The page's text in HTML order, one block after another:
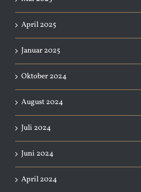
April 2025
Januar 2025
Oktober 2024
August 2024
Juli 2024
Juni 2024
April 2024